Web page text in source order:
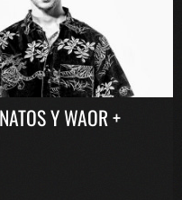
NATOS Y WAOR +